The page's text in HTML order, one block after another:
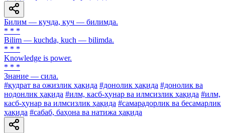
Билим — кучда, куч — билимда.
* * *
Bilim — kuchda, kuch — bilimda.
* * *
Knowledge is power.
* * *
Знание — сила.
#қудрат ва ожизлик ҳақида #донолик ҳақида #донолик ва
нодонлик ҳақида #илм, касб-ҳунар ва илмсизлик ҳақида #илм,
касб-ҳунар ва илмсизлик ҳақида #самарадорлик ва бесамарлик
ҳақида #сабаб, баҳона ва натижа ҳақида